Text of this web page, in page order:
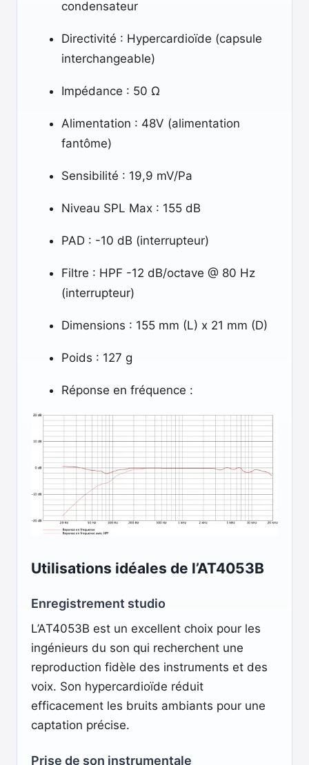
condensateur
Directivité : Hypercardioïde (capsule
interchangeable)
Impédance : 50 Ω
Alimentation : 48V (alimentation
fantôme)
Sensibilité : 19,9 mV/Pa
Niveau SPL Max : 155 dB
PAD : -10 dB (interrupteur)
Filtre : HPF -12 dB/octave @ 80 Hz
(interrupteur)
Dimensions : 155 mm (L) x 21 mm (D)
Poids : 127 g
Réponse en fréquence :
Utilisations idéales de l’AT4053B
Enregistrement studio
L’AT4053B est un excellent choix pour les
ingénieurs du son qui recherchent une
reproduction fidèle des instruments et des
voix. Son hypercardioïde réduit
efficacement les bruits ambiants pour une
captation précise.
Prise de son instrumentale